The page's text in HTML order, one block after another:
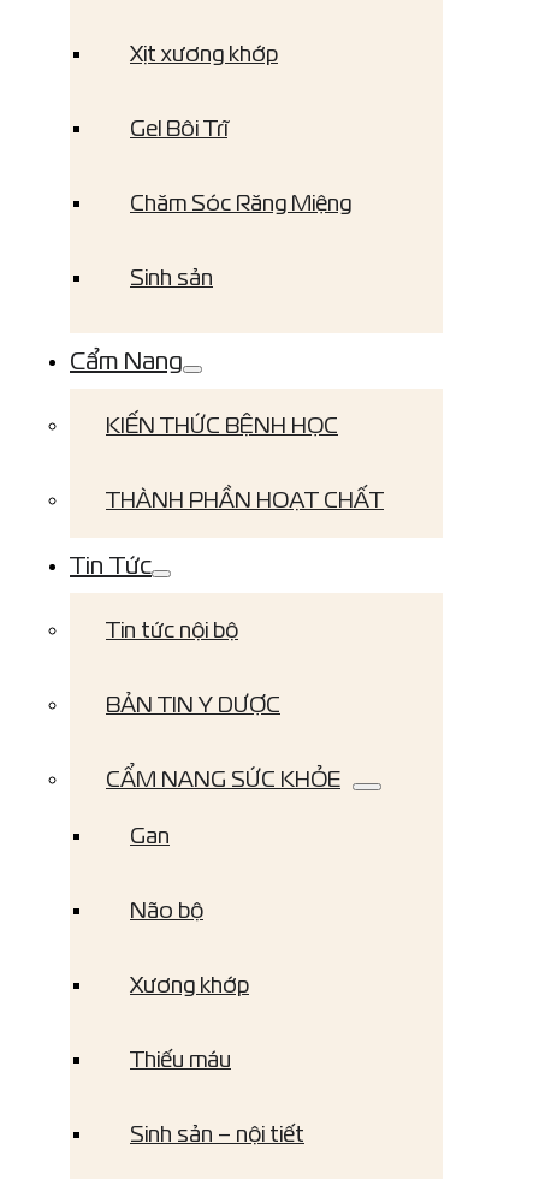
Xịt xương khớp
Gel Bôi Trĩ
Chăm Sóc Răng Miệng
Sinh sản
Cẩm Nang
KIẾN THỨC BỆNH HỌC
THÀNH PHẦN HOẠT CHẤT
Tin Tức
Tin tức nội bộ
BẢN TIN Y DƯỢC
CẨM NANG SỨC KHỎE
Gan
Não bộ
Xương khớp
Thiếu máu
Sinh sản – nội tiết